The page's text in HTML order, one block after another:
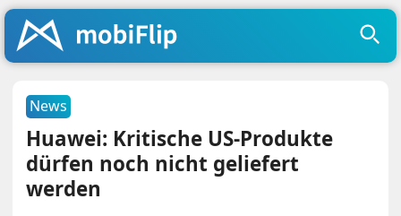
News
Huawei: Kritische US-Produkte
dürfen noch nicht geliefert
werden